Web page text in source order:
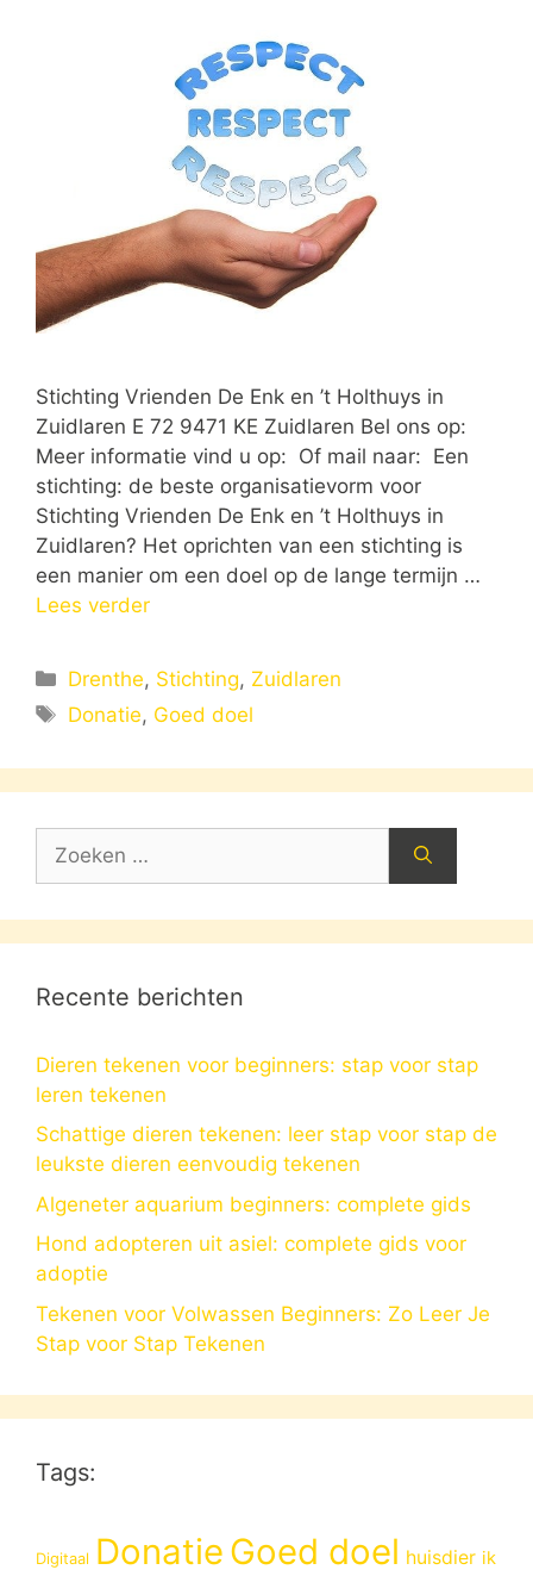
Stichting Vrienden De Enk en ’t Holthuys in
Zuidlaren E 72 9471 KE Zuidlaren Bel ons op:
Meer informatie vind u op: Of mail naar: Een
stichting: de beste organisatievorm voor
Stichting Vrienden De Enk en ’t Holthuys in
Zuidlaren? Het oprichten van een stichting is
een manier om een doel op de lange termijn …
Lees verder
Categorieën
Drenthe, Stichting, Zuidlaren
Tags
Donatie, Goed doel
naar:
Recente berichten
Dieren tekenen voor beginners: stap voor stap
leren tekenen
Schattige dieren tekenen: leer stap voor stap de
leukste dieren eenvoudig tekenen
Algeneter aquarium beginners: complete gids
Hond adopteren uit asiel: complete gids voor
adoptie
Tekenen voor Volwassen Beginners: Zo Leer Je
Stap voor Stap Tekenen
Tags:
Digitaal Donatie Goed doel huisdier ik